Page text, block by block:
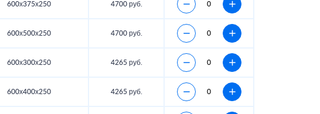
600х375х250 4700 руб.
600х500х250 4700 руб.
600х300х250 4265 руб.
600х400х250 4265 руб.